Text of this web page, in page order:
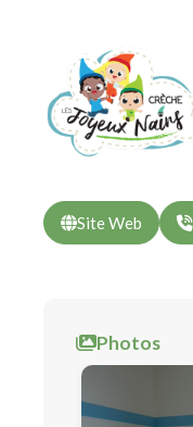
Site Web
Photos